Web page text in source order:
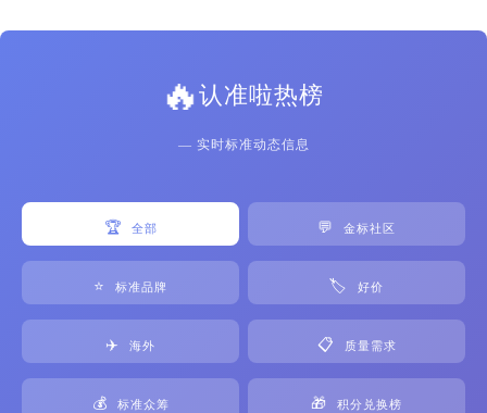
🔥认准啦热榜
— 实时标准动态信息
🏆 全部 💬 金标社区
⭐ 标准品牌 🏷️ 好价
✈️ 海外 📋 质量需求
💰 标准众筹 🎁 积分兑换榜